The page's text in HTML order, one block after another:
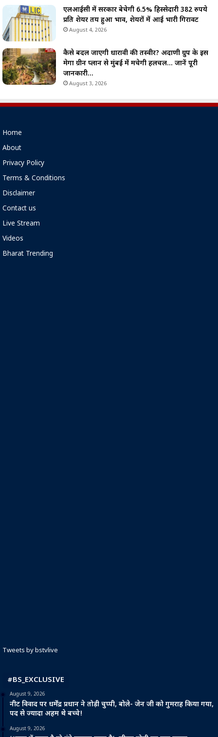
एलआईसी में सरकार बेचेगी 6.5% हिस्सेदारी 382 रुपये
प्रति शेयर तय हुआ भाव, शेयरों में आई भारी गिरावट
August 4, 2026
कैसे बदल जाएगी धारावी की तस्वीर? अदाणी ग्रुप के इस
मेगा ग्रीन प्लान से मुंबई में मचेगी हलचल… जानें पूरी
जानकारी…
August 3, 2026
Home
About
Privacy Policy
Terms & Conditions
Disclaimer
Contact us
Live Stream
Videos
Bharat Trending
Tweets by bstvlive
#BS_EXCLUSIVE
August 9, 2026
नीट विवाद पर धर्मेंद्र प्रधान ने तोड़ी चुप्पी, बोले- जेन जी को गुमराह किया गया,
पद से ज्यादा अहम थे बच्चे!
August 9, 2026